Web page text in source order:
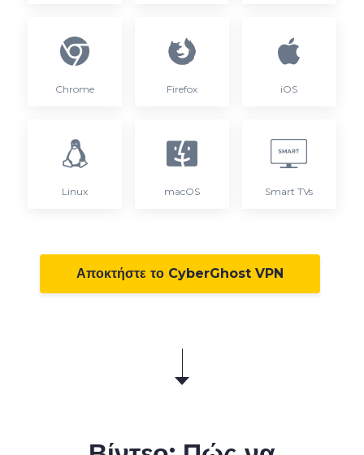
Chrome Firefox iOS
Linux macOS Smart TVs
Αποκτήστε το CyberGhost VPN